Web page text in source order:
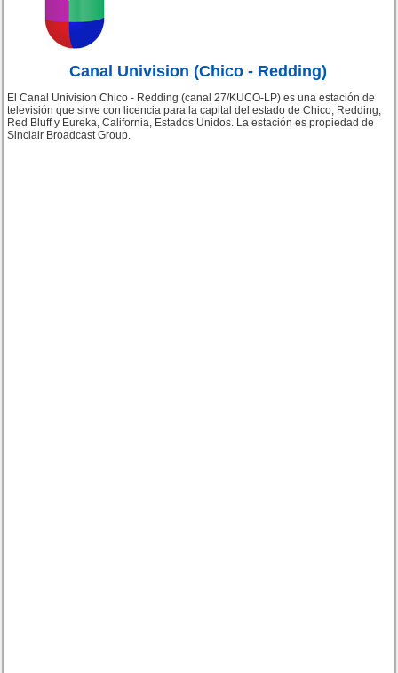
Canal Univision (Chico - Redding)
El Canal Univision Chico - Redding (canal 27/KUCO-LP) es una estación de
televisión que sirve con licencia para la capital del estado de Chico, Redding,
Red Bluff y Eureka, California, Estados Unidos. La estación es propiedad de
Sinclair Broadcast Group.